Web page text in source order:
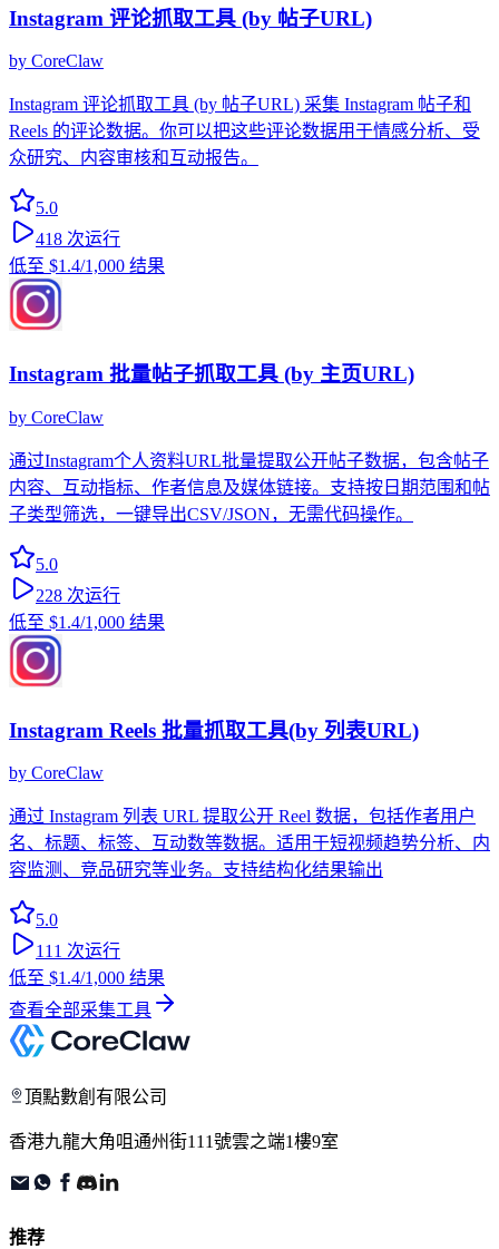
Instagram 评论抓取工具 (by 帖子URL)
by CoreClaw
Instagram 评论抓取工具 (by 帖子URL) 采集 Instagram 帖子和
Reels 的评论数据。你可以把这些评论数据用于情感分析、受
众研究、内容审核和互动报告。
5.0
418 次运行
低至 $1.4/1,000 结果
Instagram 批量帖子抓取工具 (by 主页URL)
by CoreClaw
通过Instagram个人资料URL批量提取公开帖子数据，包含帖子
内容、互动指标、作者信息及媒体链接。支持按日期范围和帖
子类型筛选，一键导出CSV/JSON，无需代码操作。
5.0
228 次运行
低至 $1.4/1,000 结果
Instagram Reels 批量抓取工具(by 列表URL)
by CoreClaw
通过 Instagram 列表 URL 提取公开 Reel 数据，包括作者用户
名、标题、标签、互动数等数据。适用于短视频趋势分析、内
容监测、竞品研究等业务。支持结构化结果输出
5.0
111 次运行
低至 $1.4/1,000 结果
查看全部采集工具
頂點數創有限公司
香港九龍大角咀通州街111號雲之端1樓9室
推荐